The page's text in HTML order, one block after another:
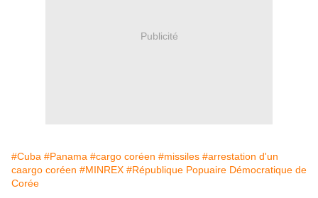
Publicité
#Cuba #Panama #cargo coréen #missiles #arrestation d'un
caargo coréen #MINREX #République Popuaire Démocratique de
Corée